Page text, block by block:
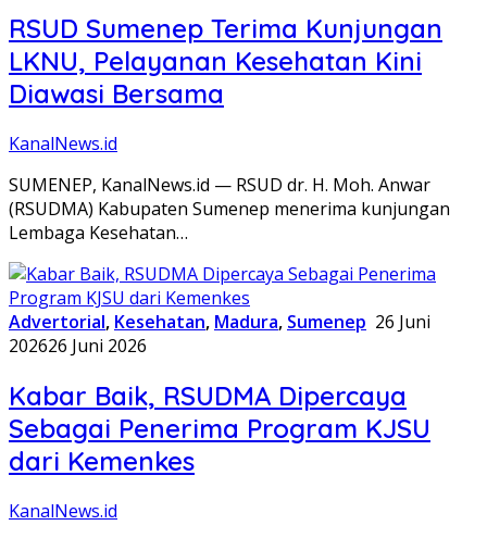
RSUD Sumenep Terima Kunjungan
LKNU, Pelayanan Kesehatan Kini
Diawasi Bersama
KanalNews.id
SUMENEP, KanalNews.id — RSUD dr. H. Moh. Anwar
(RSUDMA) Kabupaten Sumenep menerima kunjungan
Lembaga Kesehatan…
Advertorial, Kesehatan, Madura, Sumenep 26 Juni
202626 Juni 2026
Kabar Baik, RSUDMA Dipercaya
Sebagai Penerima Program KJSU
dari Kemenkes
KanalNews.id